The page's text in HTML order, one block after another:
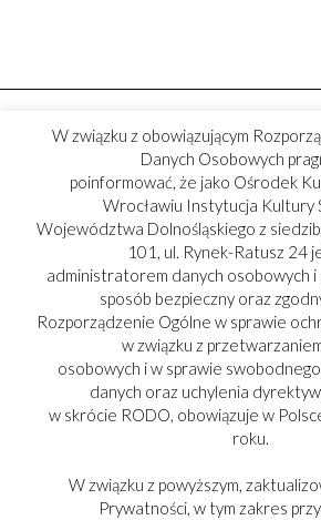
PARTNER:
W związku z obowiązującym
Danych Osobowych
poinformować, że jako Ośrodek
Wrocławiu Instytucja Kultury
Województwa Dolnośląskiego z
101, ul. Rynek-Ratusz 24
administratorem danych osobowych
sposób bezpieczny oraz
Rozporządzenie Ogólne w sprawie
w związku z
osobowych i w sprawie
danych oraz uchylenia
w skrócie RODO, obowiązuje w
roku.
W związku z powyższym,
Prywatności, w tym zakres